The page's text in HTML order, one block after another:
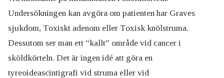
Undersökningen kan avgöra om patienten har Graves
sjukdom, Toxiskt adenom eller Toxisk knölstruma.
Dessutom ser man ett “kallt” område vid cancer i
sköldkörteln. Det är ingen idé att göra en
tyreoideascintigrafi vid struma eller vid